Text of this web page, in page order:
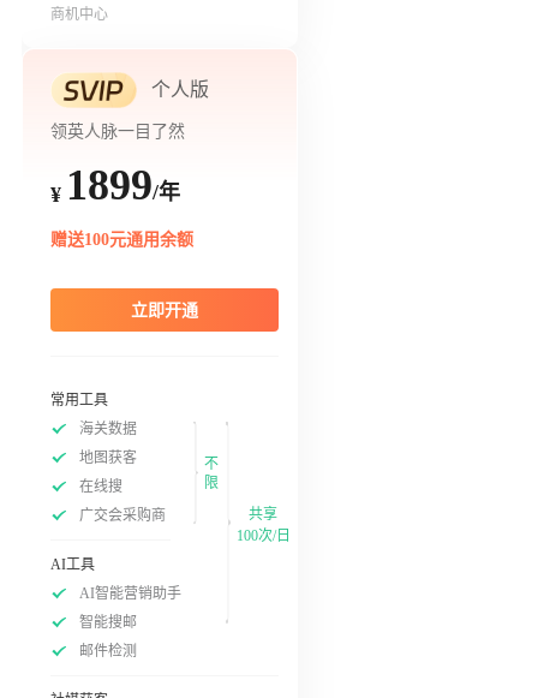
商机中心
个人版
领英人脉一目了然
¥ 1899/年
赠送100元通用余额
立即开通
常用工具
海关数据
地图获客
在线搜
广交会采购商
不
限
AI工具
AI智能营销助手
智能搜邮
邮件检测
共享
100次/日